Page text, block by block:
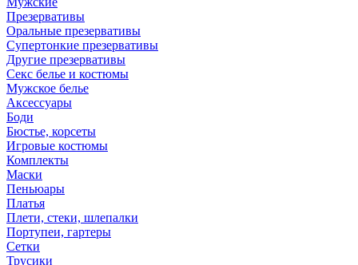
Презервативы
Оральные презервативы
Супертонкие презервативы
Другие презервативы
Секс белье и костюмы
Мужское белье
Аксессуары
Боди
Бюстье, корсеты
Игровые костюмы
Комплекты
Маски
Пеньюары
Платья
Плети, стеки, шлепалки
Портупеи, гартеры
Сетки
Трусики